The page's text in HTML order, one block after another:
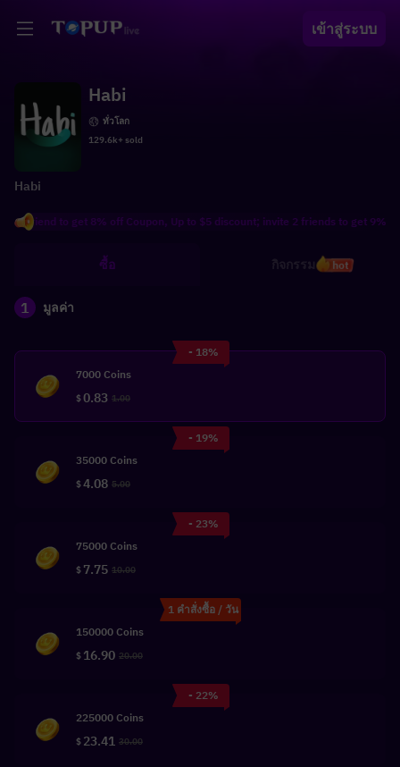
เข้าสู่ระบบ
Habi
ทั่วโลก
129.6k+ sold
Habi
to get 8% off Coupon, Up to $5 discount; invite 2 friends to get 9%
ซื้อ hot
1 มูลค่า
- 18%
7000 Coins
$0.83 1.00
- 19%
35000 Coins
$4.08 5.00
- 23%
75000 Coins
$ 7.75 10.00
1 คำสั่งซื้อ / วัน
150000 Coins
$ 16.90 20.00
- 22%
225000 Coins
$ 23.41 30.00